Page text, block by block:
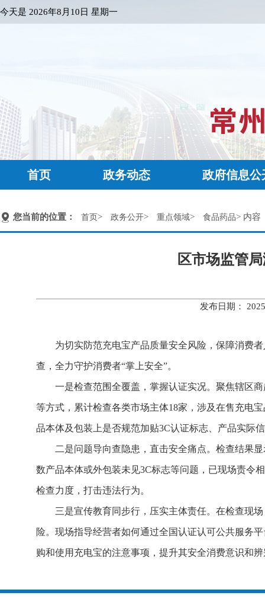
今天是 2026年8月10日 星期一
首页 政务动态 政府信息公
您当前的位置： 首页> 政务公开> 重点领域> 食品药品> 内容
区市场监管
发布日期：
为切实防范充电宝产品质量安全风险，保障消费
查，全力守护消费者“掌上安全”。
一是检查范围全覆盖，掌握认证实况。聚焦辖区
等方式，累计检查各类市场主体18家，涉及在售充电
品本体及包装上是否规范加贴3C认证标志、产品实际
二是问题导向查隐患，直击安全痛点。检查结果
数产品本体或外包装未见3C标志等问题，已现场责令
检查力度，打击违法行为。
三是宣传教育同步行，压实主体责任。在检查现
险。现场指导经营者如何通过全国认证认可公共服务
购和使用充电宝的注意事项，提升其安全消费意识和